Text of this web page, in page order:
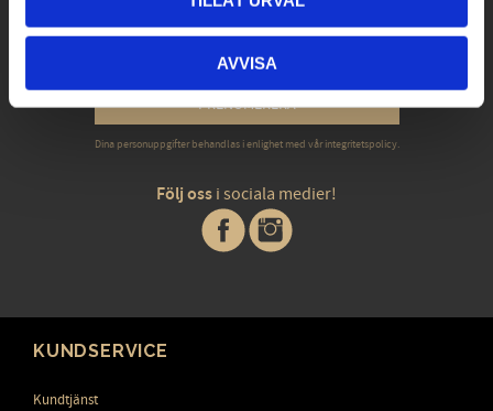
AVVISA
Trender & inspiration
PRENUMERERA
Dina personuppgifter behandlas i enlighet med vårintegritetspolicy.
Följ oss i sociala medier!
KUNDSERVICE
Kundtjänst